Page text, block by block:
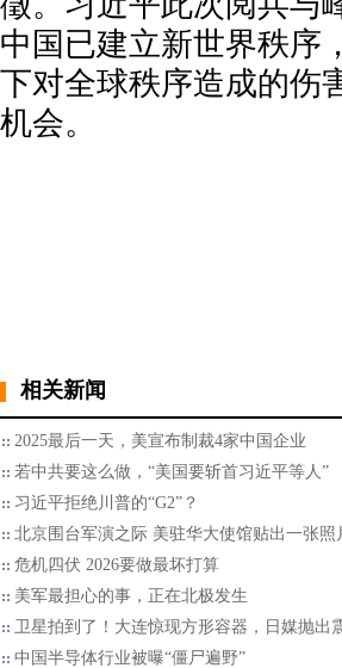
中国已建立新世界秩序
下对全球秩序造成的伤
机会。
相关新闻
2025最后一天，美宣布制裁4家中国企业
若中共要这么做，“美国要斩首习近平等人”
习近平拒绝川普的“G2”？
北京围台军演之际 美驻华大使馆贴出一张照
危机四伏 2026要做最坏打算
美军最担心的事，正在北极发生
卫星拍到了！大连惊现方形容器，日媒抛出
中国半导体行业被曝“僵尸遍野”